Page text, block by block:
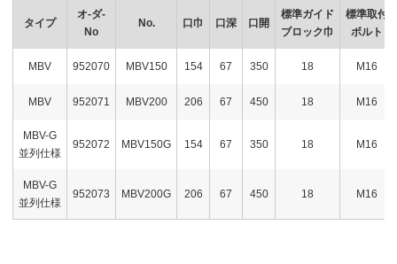
タイプ
オ-ダ-
No
No. 口巾 口深 口開
標準ガイド
ブロック巾
標準取付
ボルト
MBV 952070 MBV150 154 67 350 18 M16
MBV 952071 MBV200 206 67 450 18 M16
MBV-G
並列仕様
952072 MBV150G 154 67 350 18 M16
MBV-G
並列仕様
952073 MBV200G 206 67 450 18 M16